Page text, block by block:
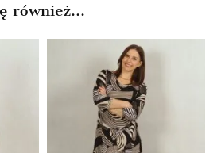
również…